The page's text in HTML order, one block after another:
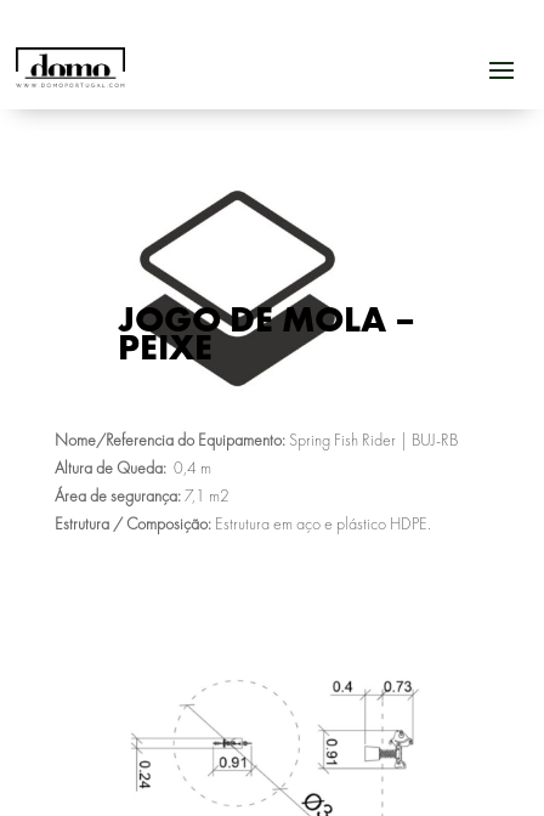
JOGO DE MOLA –
PEIXE
Nome/Referencia do Equipamento:Spring Fish Rider | BUJ-RB
Altura de Queda: 0,4 m
Área de segurança:7,1 m2
Estrutura / Composição: Estrutura em aço e plástico HDPE.